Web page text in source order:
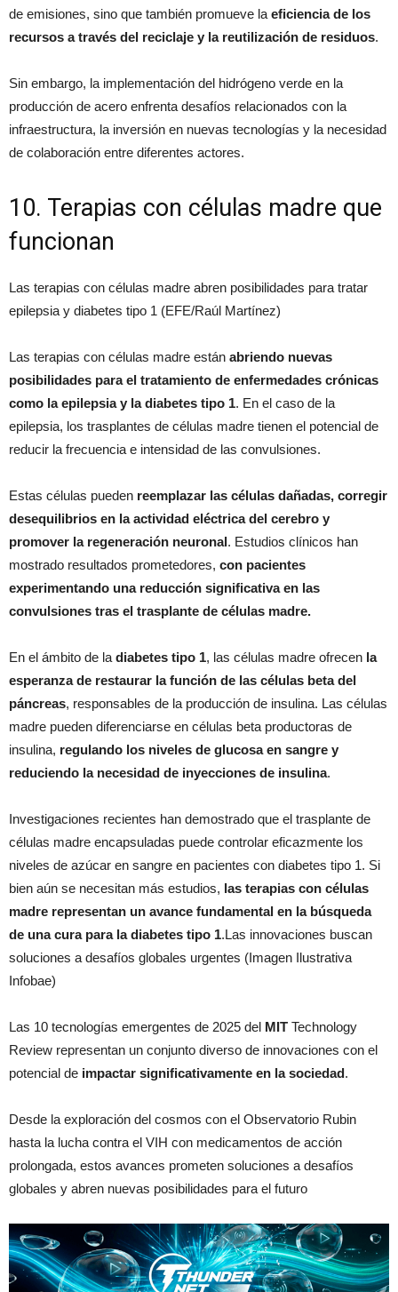
de emisiones, sino que también promueve la eficiencia de los
recursos a través del reciclaje y la reutilización de residuos.
Sin embargo, la implementación del hidrógeno verde en la
producción de acero enfrenta desafíos relacionados con la
infraestructura, la inversión en nuevas tecnologías y la necesidad
de colaboración entre diferentes actores.
10. Terapias con células madre que
funcionan
Las terapias con células madre abren posibilidades para tratar
epilepsia y diabetes tipo 1 (EFE/Raúl Martínez)
Las terapias con células madre están abriendo nuevas
posibilidades para el tratamiento de enfermedades crónicas
como la epilepsia y la diabetes tipo 1. En el caso de la
epilepsia, los trasplantes de células madre tienen el potencial de
reducir la frecuencia e intensidad de las convulsiones.
Estas células pueden reemplazar las células dañadas, corregir
desequilibrios en la actividad eléctrica del cerebro y
promover la regeneración neuronal. Estudios clínicos han
mostrado resultados prometedores, con pacientes
experimentando una reducción significativa en las
convulsiones tras el trasplante de células madre.
En el ámbito de la diabetes tipo 1, las células madre ofrecen la
esperanza de restaurar la función de las células beta del
páncreas, responsables de la producción de insulina. Las células
madre pueden diferenciarse en células beta productoras de
insulina, regulando los niveles de glucosa en sangre y
reduciendo la necesidad de inyecciones de insulina.
Investigaciones recientes han demostrado que el trasplante de
células madre encapsuladas puede controlar eficazmente los
niveles de azúcar en sangre en pacientes con diabetes tipo 1. Si
bien aún se necesitan más estudios, las terapias con células
madre representan un avance fundamental en la búsqueda
de una cura para la diabetes tipo 1.Las innovaciones buscan
soluciones a desafíos globales urgentes (Imagen Ilustrativa
Infobae)
Las 10 tecnologías emergentes de 2025 del MIT Technology
Review representan un conjunto diverso de innovaciones con el
potencial de impactar significativamente en la sociedad.
Desde la exploración del cosmos con el Observatorio Rubin
hasta la lucha contra el VIH con medicamentos de acción
prolongada, estos avances prometen soluciones a desafíos
globales y abren nuevas posibilidades para el futuro